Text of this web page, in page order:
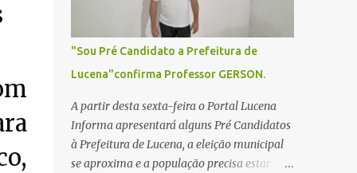
"Sou Pré Candidato a Prefeitura de
Lucena"confirma Professor GERSON.
A partir desta sexta-feira o Portal Lucena
Informa apresentará alguns Pré Candidatos
à Prefeitura de Lucena, a eleição municipal
se aproxima e a população precisa estar